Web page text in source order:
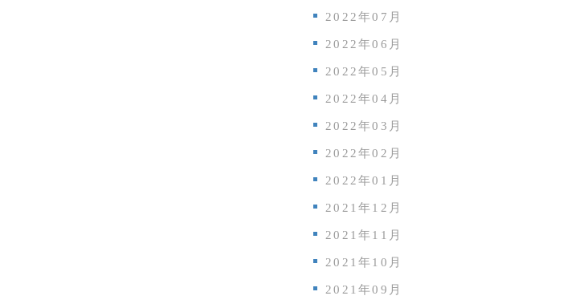
2022年07月
2022年06月
2022年05月
2022年04月
2022年03月
2022年02月
2022年01月
2021年12月
2021年11月
2021年10月
2021年09月